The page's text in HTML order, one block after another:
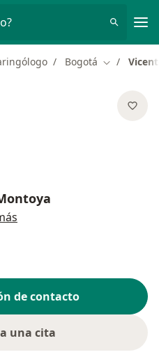
Bogotá Cambiar
de contacto
una cita